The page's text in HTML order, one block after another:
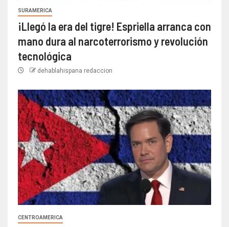
SURAMERICA
¡Llegó la era del tigre! Espriella arranca con
mano dura al narcoterrorismo y revolución
tecnológica
dehablahispana redaccion
CENTROAMERICA